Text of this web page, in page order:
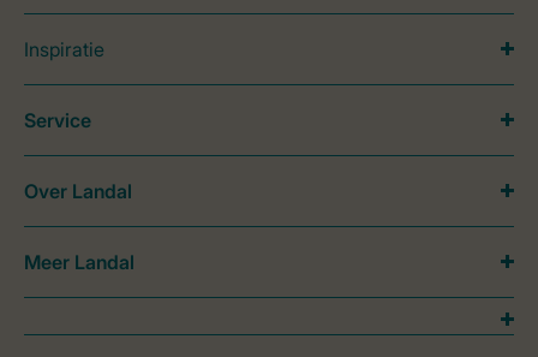
Inspiratie
Service
Over Landal
Meer Landal